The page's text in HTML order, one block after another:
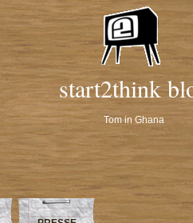
start2think
Tom in Ghana